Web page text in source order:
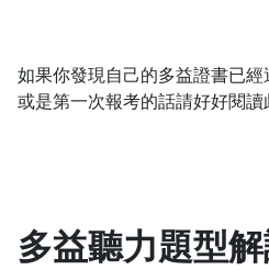
如果你發現自己的多益證書已
或是第一次報考的話請好好閱讀
多益聽力題型